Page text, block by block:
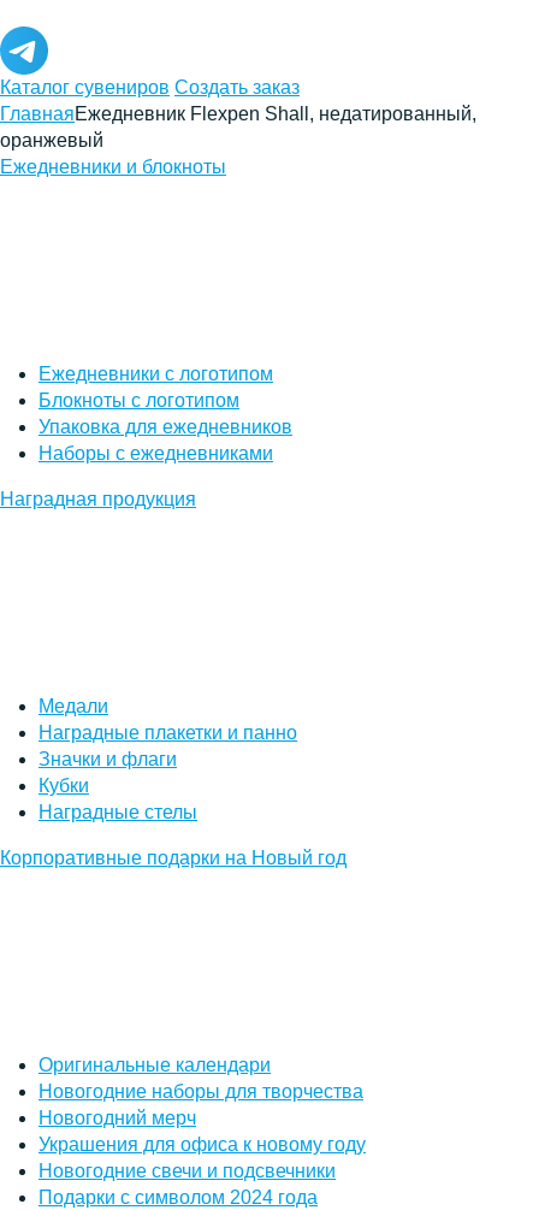
Каталог сувениров Создать заказ
ГлавнаяЕжедневник Flexpen Shall, недатированный,
оранжевый
Ежедневники и блокноты
Ежедневники с логотипом
Блокноты с логотипом
Упаковка для ежедневников
Наборы с ежедневниками
Наградная продукция
Медали
Наградные плакетки и панно
Значки и флаги
Кубки
Наградные стелы
Корпоративные подарки на Новый год
Оригинальные календари
Новогодние наборы для творчества
Новогодний мерч
Украшения для офиса к новому году
Новогодние свечи и подсвечники
Подарки с символом 2024 года